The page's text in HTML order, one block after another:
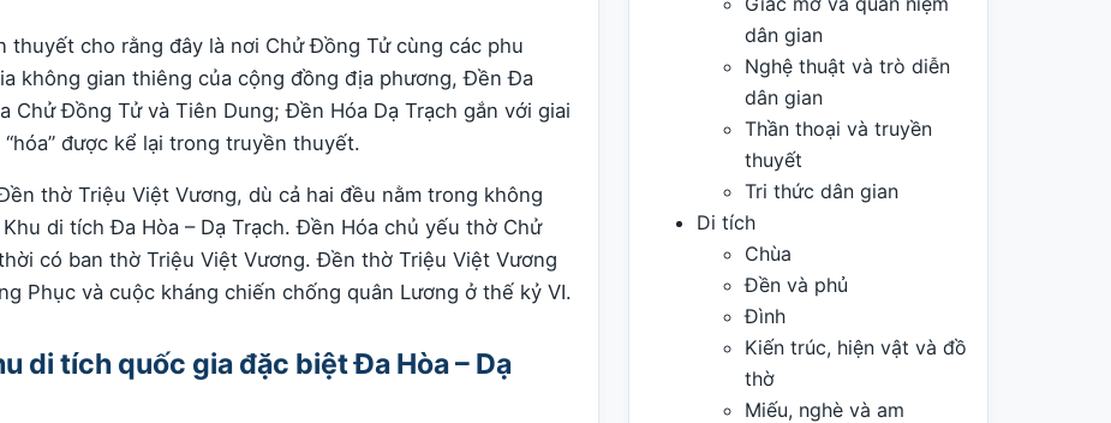
thuyết cho rằng đây là nơi Chử Đồng Tử cùng các phu
không gian thiêng của cộng đồng địa phương, Đền Đa
Chử Đồng Tử và Tiên Dung; Đền Hóa Dạ Trạch gắn với giai
được kể lại trong truyền thuyết.
thờ Triệu Việt Vương, dù cả hai đều nằm trong không
di tích Đa Hòa – Dạ Trạch. Đền Hóa chủ yếu thờ Chử
có ban thờ Triệu Việt Vương. Đền thờ Triệu Việt Vương
Phục và cuộc kháng chiến chống quân Lương ở thế kỷ VI.
di tích quốc gia đặc biệt Đa Hòa – Dạ
dân gian
Nghệ thuật và trò diễn
dân gian
Thần thoại và truyền
thuyết
Tri thức dân gian
Di tích
Chùa
Đền và phủ
Đình
Kiến trúc, hiện vật và đồ
thờ
Miếu, nghè và am